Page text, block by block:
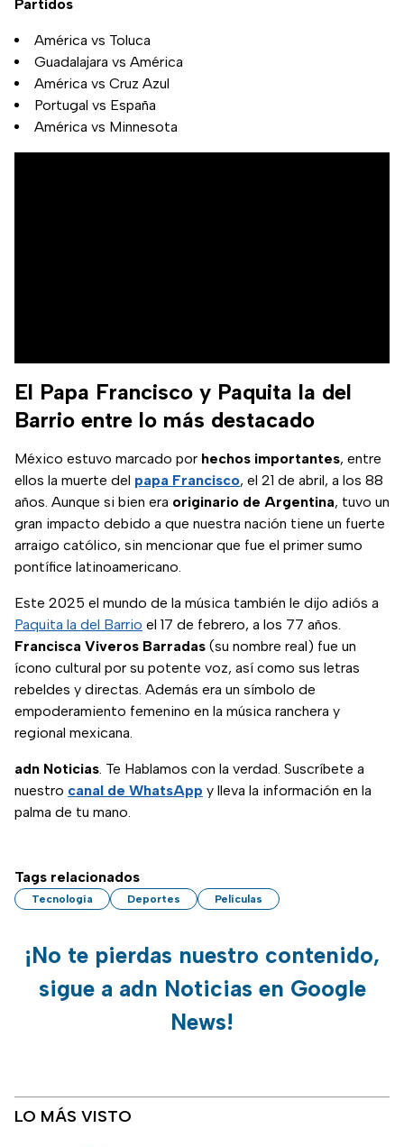
Partidos
América vs Toluca
Guadalajara vs América
América vs Cruz Azul
Portugal vs España
América vs Minnesota
El Papa Francisco y Paquita la del
Barrio entre lo más destacado
México estuvo marcado por hechos importantes, entre
ellos la muerte del papa Francisco, el 21 de abril, a los 88
años. Aunque si bien era originario de Argentina, tuvo un
gran impacto debido a que nuestra nación tiene un fuerte
arraigo católico, sin mencionar que fue el primer sumo
pontífice latinoamericano.
Este 2025 el mundo de la música también le dijo adiós a
Paquita la del Barrio el 17 de febrero, a los 77 años.
Francisca Viveros Barradas (su nombre real) fue un
ícono cultural por su potente voz, así como sus letras
rebeldes y directas. Además era un símbolo de
empoderamiento femenino en la música ranchera y
regional mexicana.
adn Noticias. Te Hablamos con la verdad. Suscríbete a
nuestro canal de WhatsApp y lleva la información en la
palma de tu mano.
Tags relacionados
Tecnología Deportes Películas
¡No te pierdas nuestro contenido,
sigue a adn Noticias en Google
News!
LO MÁS VISTO